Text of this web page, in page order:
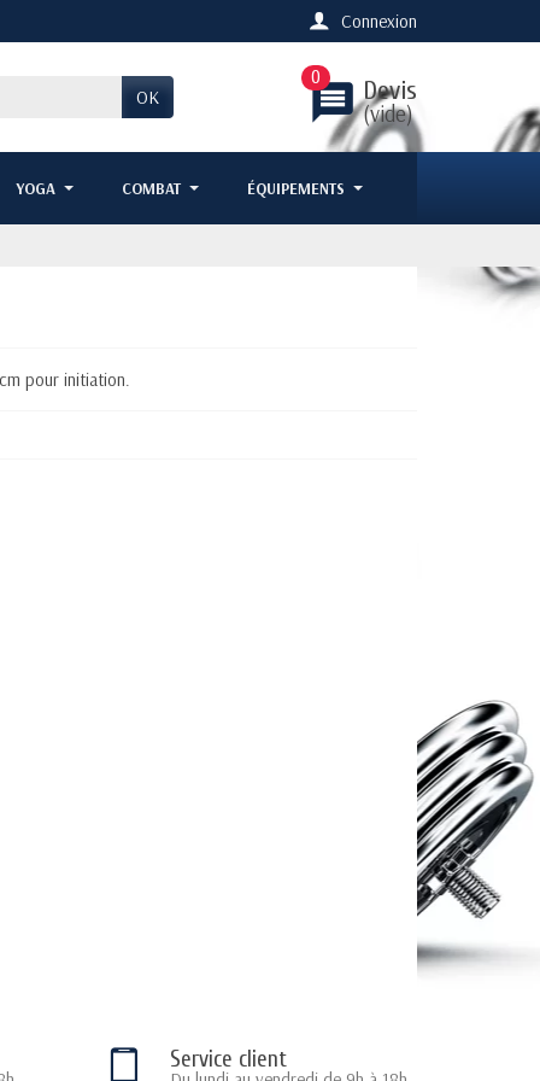
Connexion
OK message Devis
(vide)
0
YOGA COMBAT ÉQUIPEMENTS
pour initiation.
Service client